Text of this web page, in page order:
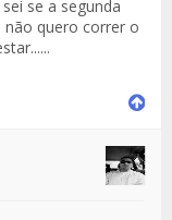
se a segunda
não quero correr o